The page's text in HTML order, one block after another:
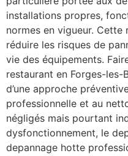
installations propres,
normes en vigueur.
réduire les risques de
vie des équipements.
restaurant en Forges-les-
d’une approche
professionnelle et au
négligés mais pourtant
dysfonctionnement, le
depannage hotte